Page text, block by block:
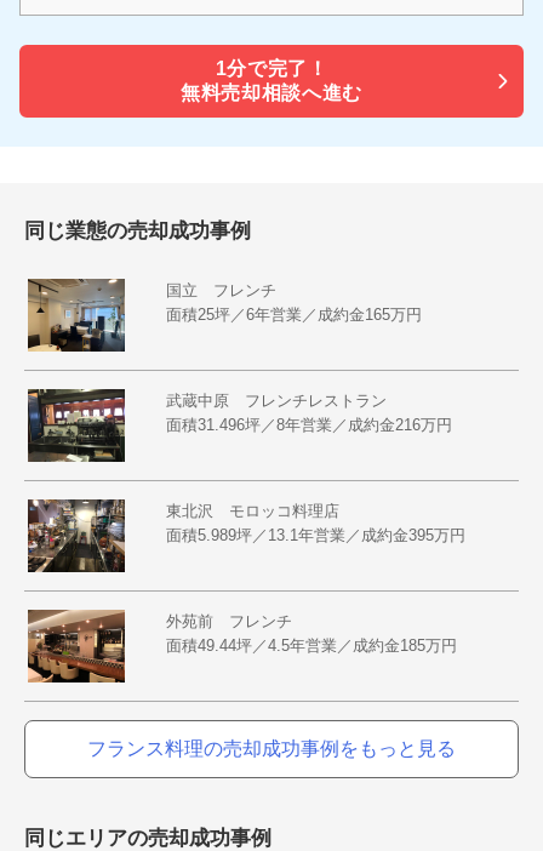
1分で完了！
無料売却相談へ進む
同じ業態の売却成功事例
国立 フレンチ
面積25坪／6年営業／成約金165万円
武蔵中原 フレンチレストラン
面積31.496坪／8年営業／成約金216万円
東北沢 モロッコ料理店
面積5.989坪／13.1年営業／成約金395万円
外苑前 フレンチ
面積49.44坪／4.5年営業／成約金185万円
フランス料理の売却成功事例をもっと見る
同じエリアの売却成功事例